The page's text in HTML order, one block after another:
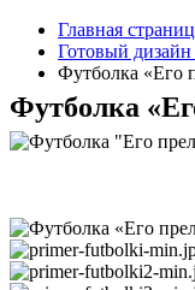
Главная
Готовый дизайн
Футболка «Его
Футболка